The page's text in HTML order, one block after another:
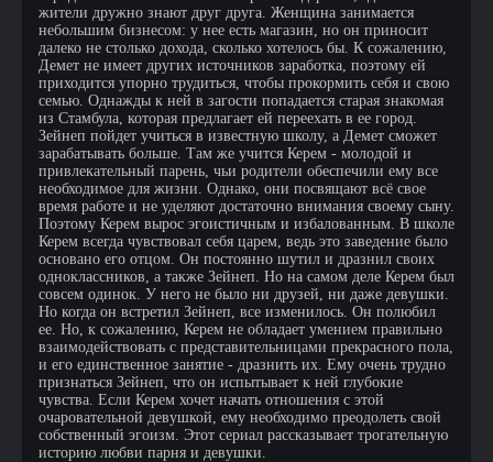
жители дружно знают друг друга. Женщина занимается
небольшим бизнесом: у нее есть магазин, но он приносит
далеко не столько дохода, сколько хотелось бы. К сожалению,
Демет не имеет других источников заработка, поэтому ей
приходится упорно трудиться, чтобы прокормить себя и свою
семью. Однажды к ней в загости попадается старая знакомая
из Стамбула, которая предлагает ей переехать в ее город.
Зейнеп пойдет учиться в известную школу, а Демет сможет
зарабатывать больше. Там же учится Керем - молодой и
привлекательный парень, чьи родители обеспечили ему все
необходимое для жизни. Однако, они посвящают всё свое
время работе и не уделяют достаточно внимания своему сыну.
Поэтому Керем вырос эгоистичным и избалованным. В школе
Керем всегда чувствовал себя царем, ведь это заведение было
основано его отцом. Он постоянно шутил и дразнил своих
одноклассников, а также Зейнеп. Но на самом деле Керем был
совсем одинок. У него не было ни друзей, ни даже девушки.
Но когда он встретил Зейнеп, все изменилось. Он полюбил
ее. Но, к сожалению, Керем не обладает умением правильно
взаимодействовать с представительницами прекрасного пола,
и его единственное занятие - дразнить их. Ему очень трудно
признаться Зейнеп, что он испытывает к ней глубокие
чувства. Если Керем хочет начать отношения с этой
очаровательной девушкой, ему необходимо преодолеть свой
собственный эгоизм. Этот сериал рассказывает трогательную
историю любви парня и девушки.